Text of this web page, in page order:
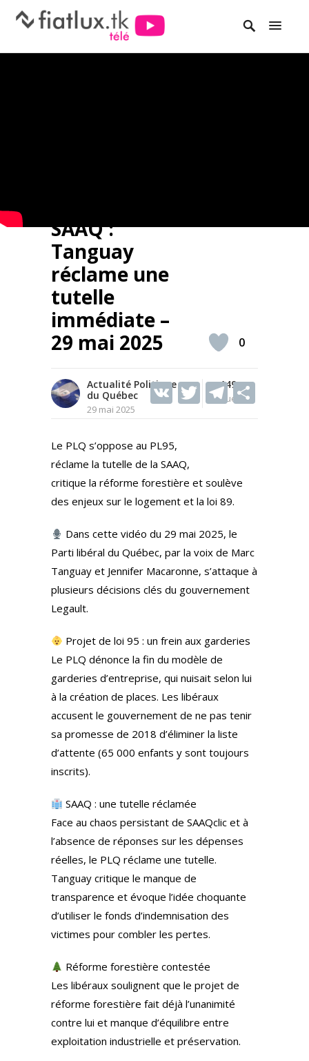
SAAQ :
Tanguay
réclame une
tutelle
immédiate –
29 mai 2025
Actualité Politique
du Québec
29 mai 2025
149
Vues
V T T
a
m
0
Le PLQ s’oppose au PL95,
réclame la tutelle de la SAAQ,
critique la réforme forestière et soulève
des enjeux sur le logement et la loi 89.
Dans cette vidéo du 29 mai 2025, le
Parti libéral du Québec, par la voix de Marc
Tanguay et Jennifer Macaronne, s’attaque à
plusieurs décisions clés du gouvernement
Legault.
Projet de loi 95 : un frein aux garderies
Le PLQ dénonce la fin du modèle de
garderies d’entreprise, qui nuisait selon lui
à la création de places. Les libéraux
accusent le gouvernement de ne pas tenir
sa promesse de 2018 d’éliminer la liste
d’attente (65 000 enfants y sont toujours
inscrits).
SAAQ : une tutelle réclamée
Face au chaos persistant de SAAQclic et à
l’absence de réponses sur les dépenses
réelles, le PLQ réclame une tutelle.
Tanguay critique le manque de
transparence et évoque l’idée choquante
d’utiliser le fonds d’indemnisation des
victimes pour combler les pertes.
Réforme forestière contestée
Les libéraux soulignent que le projet de
réforme forestière fait déjà l’unanimité
contre lui et manque d’équilibre entre
exploitation industrielle et préservation.